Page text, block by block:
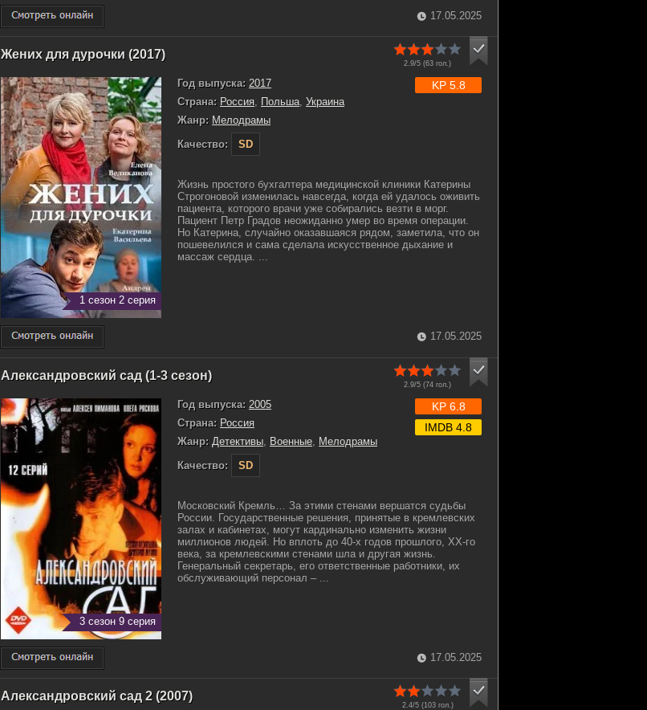
17.05.2025
Жених для дурочки (2017)
2.9/5 (63 гол.)
1 сезон 2 серия
Год выпуска: 2017
Страна: Россия, Польша, Украина
Жанр: Мелодрамы
Качество:
SD
KP 5.8
Жизнь простого бухгалтера медицинской клиники Катерины
Строгоновой изменилась навсегда, когда ей удалось оживить
пациента, которого врачи уже собирались везти в морг.
Пациент Петр Градов неожиданно умер во время операции.
Но Катерина, случайно оказавшаяся рядом, заметила, что он
пошевелился и сама сделала искусственное дыхание и
массаж сердца. ...
17.05.2025
Александровский сад (1-3 сезон)
2.9/5 (74 гол.)
3 сезон 9 серия
Год выпуска: 2005
Страна: Россия
Жанр: Детективы Военные Мелодрамы
Качество:
SD
KP 6.8
IMDB 4.8
Московский Кремль… За этими стенами вершатся судьбы
России. Государственные решения, принятые в кремлевских
залах и кабинетах, могут кардинально изменить жизни
миллионов людей. Но вплоть до 40-х годов прошлого, ХХ-го
века, за кремлевскими стенами шла и другая жизнь.
Генеральный секретарь, его ответственные работники, их
обслуживающий персонал – ...
17.05.2025
Александровский сад 2 (2007)
2.4/5 (103гол.)